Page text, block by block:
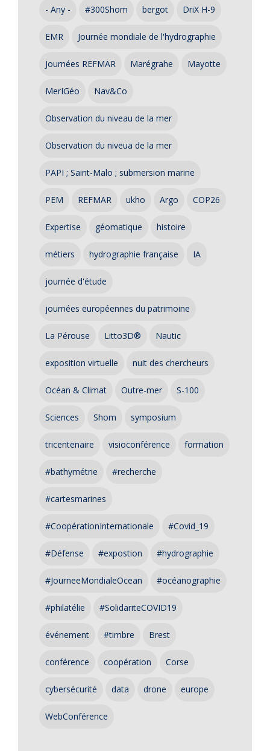
- Any - #300Shom bergot DriX H-9
EMR Journée mondiale de l'hydrographie
Journées REFMAR Marégrahe Mayotte
MerIGéo Nav&Co
Observation du niveau de la mer
Observation du niveua de la mer
PAPI ; Saint-Malo ; submersion marine
PEM REFMAR ukho Argo COP26
Expertise géomatique histoire
métiers hydrographie française IA
journée d'étude
journées européennes du patrimoine
La Pérouse Litto3D® Nautic
exposition virtuelle nuit des chercheurs
Océan & Climat Outre-mer S-100
Sciences Shom symposium
tricentenaire visioconférence formation
#bathymétrie #recherche
#cartesmarines
#CoopérationInternationale #Covid_19
#Défense #expostion #hydrographie
#JourneeMondialeOcean #océanographie
#philatélie #SolidariteCOVID19
événement #timbre Brest
conférence coopération Corse
cybersécurité data drone europe
WebConférence